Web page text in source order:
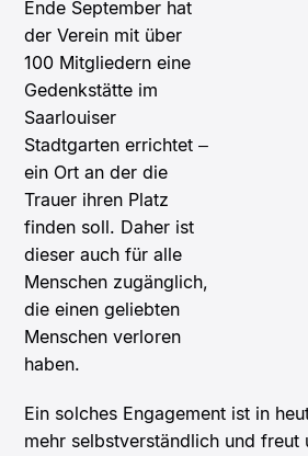
Ende September hat
der Verein mit über
100 Mitgliedern eine
Gedenkstätte im
Saarlouiser
Stadtgarten errichtet –
ein Ort an der die
Trauer ihren Platz
finden soll. Daher ist
dieser auch für alle
Menschen zugänglich,
die einen geliebten
Menschen verloren
haben.
Ein solches Engagement ist in
mehr selbstverständlich und freut